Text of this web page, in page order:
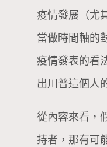
疫情發展（尤
當做時間軸的
疫情發表的看
出川普這個人
從內容來看，
持者，那有可